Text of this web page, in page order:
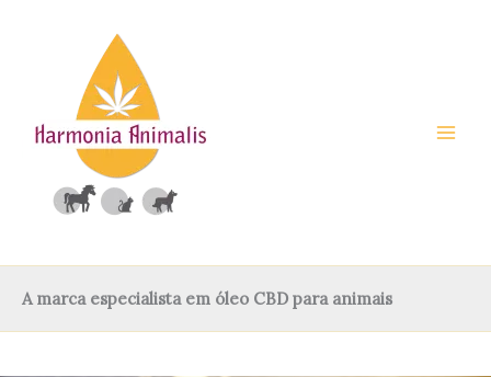
A marca especialista em óleo CBD para animais